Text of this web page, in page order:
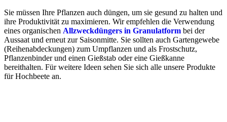
Sie müssen Ihre Pflanzen auch düngen, um sie gesund zu halten und
ihre Produktivität zu maximieren. Wir empfehlen die Verwendung
eines organischen Allzweckdüngers in Granulatform bei der
Aussaat und erneut zur Saisonmitte. Sie sollten auch Gartengewebe
(Reihenabdeckungen) zum Umpflanzen und als Frostschutz,
Pflanzenbinder und einen Gießstab oder eine Gießkanne
bereithalten. Für weitere Ideen sehen Sie sich alle unsere Produkte
für Hochbeete an.